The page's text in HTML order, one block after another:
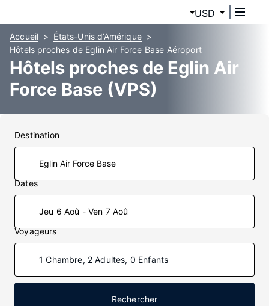
USD
Accueil
États-Unis d’Amérique
Hôtels proches de Eglin Air Force Base Aéroport
Hôtels proches de Eglin Air
Force Base (VPS)
Destination
Dates
Jeu 6 Aoû - Ven 7 Aoû
Voyageurs
1 Chambre, 2 Adultes, 0 Enfants
Rechercher